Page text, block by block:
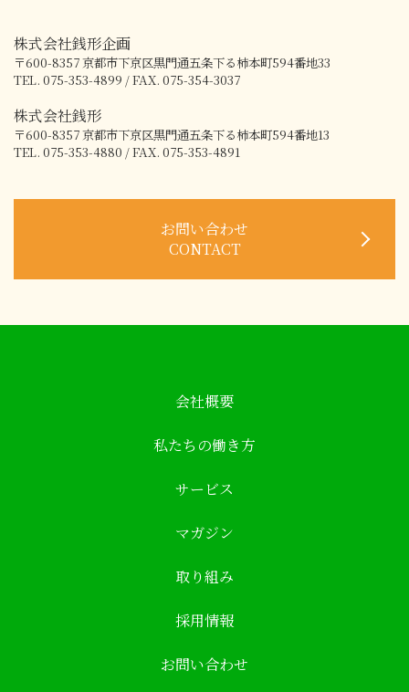
株式会社銭形企画
〒600-8357京都市下京区黒門通五条下る柿本町594番地33
TEL. 075-353-4899 / FAX. 075-354-3037
株式会社銭形
〒600-8357京都市下京区黒門通五条下る柿本町594番地13
TEL. 075-353-4880 / FAX. 075-353-4891
お問い合わせ
CONTACT
会社概要
私たちの働き方
サービス
マガジン
取り組み
採用情報
お問い合わせ